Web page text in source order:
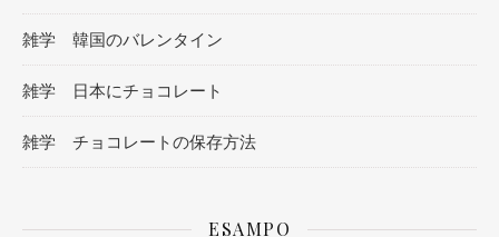
雑学 韓国のバレンタイン
雑学 日本にチョコレート
雑学 チョコレートの保存方法
ESAMPO